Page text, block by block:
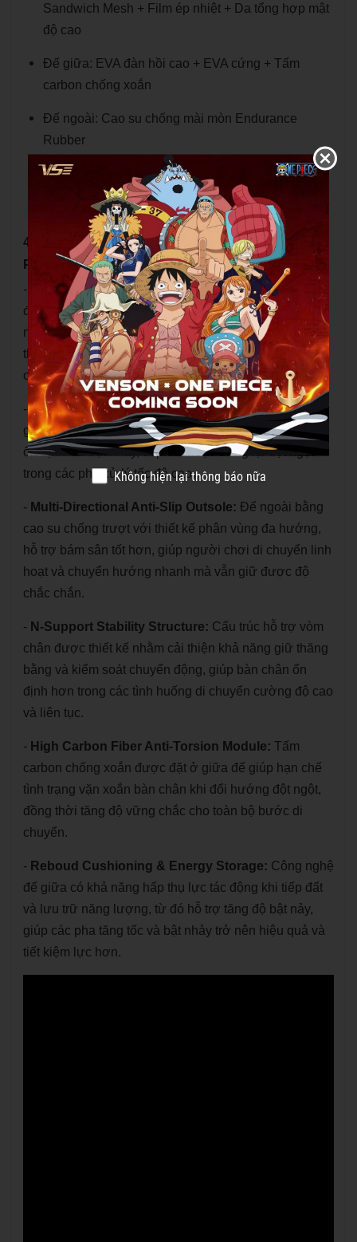
Sandwich Mesh + Film ép nhiệt + Da tổng hợp mật
độ cao
Đế giữa: EVA đàn hồi cao + EVA cứng + Tấm
carbon chống xoắn
Đế ngoài: Cao su chống mài mòn Endurance
Rubber
Lót giày: Đệm đàn hồi cao, trợ lực tốt
Size: 36-45
4. Công nghệ nổi bật của Giày Cầu Lông VS One
Piece VS710W
-
Breathable Lightweight Upper:Phần thân giày
được cấu tạo từ lưới sandwich kết hợp lớp film ép
nhiệt, giúp tăng độ thoáng khí, giảm trọng lượng tổng
thể và mang lại cảm giác dễ chịu, linh hoạt khi di
chuyển liên tục trên sân.
-Reinforced Heel Support: Khu vực gót giày được
gia cố chắc chắn, giúp ôm sát cổ chân tốt hơn, tăng độ
ổn định khi bật nhảy, tiếp đất hoặc dừng lại đột ngột
trong các pha xử lý tốc độ cao.
- Multi-Directional Anti-Slip Outsole: Đế ngoài bằng
cao su chống trượt với thiết kế phân vùng đa hướng,
hỗ trợ bám sân tốt hơn, giúp người chơi di chuyển linh
hoạt và chuyển hướng nhanh mà vẫn giữ được độ
chắc chắn.
- N-Support Stability Structure: Cấu trúc hỗ trợ vòm
chân được thiết kế nhằm cải thiện khả năng giữ thăng
bằng và kiểm soát chuyển động, giúp bàn chân ổn
định hơn trong các tình huống di chuyển cường độ cao
và liên tục.
- High Carbon Fiber Anti-Torsion Module: Tấm
carbon chống xoắn được đặt ở giữa đế giúp hạn chế
tình trạng vặn xoắn bàn chân khi đổi hướng đột ngột,
đồng thời tăng độ vững chắc cho toàn bộ bước di
chuyển.
- Reboud Cushioning & Energy Storage: Công nghệ
đế giữa có khả năng hấp thụ lực tác động khi tiếp đất
và lưu trữ năng lượng, từ đó hỗ trợ tăng độ bật nảy,
giúp các pha tăng tốc và bật nhảy trở nên hiệu quả và
tiết kiệm lực hơn.
Không hiện lại thông báo nữa